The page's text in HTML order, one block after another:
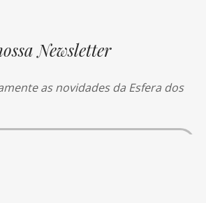
Newsletter
as novidades da Esfera dos